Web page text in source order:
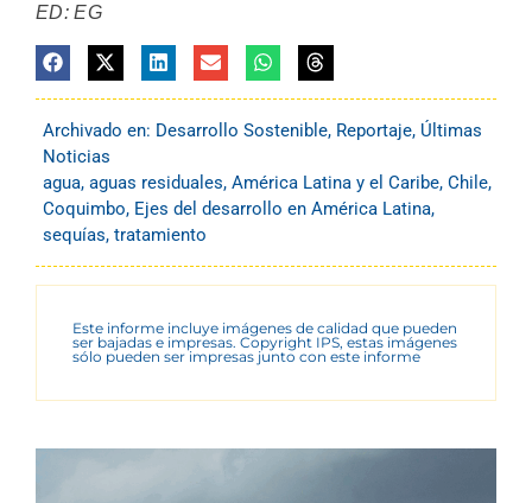
ED: EG
Archivado en: Desarrollo Sostenible, Reportaje, Últimas
Noticias
agua, aguas residuales, América Latina y el Caribe, Chile,
Coquimbo, Ejes del desarrollo en América Latina,
sequías, tratamiento
Este informe incluye imágenes de calidad que pueden
ser bajadas e impresas. Copyright IPS, estas imágenes
sólo pueden ser impresas junto con este informe